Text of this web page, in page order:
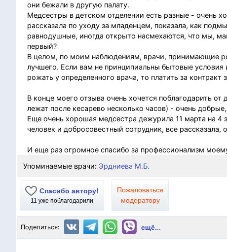
они бежали в другую палату.
Медсестры в детском отделении есть разные - очень
рассказала по уходу за младенцем, показала, как
равнодушные, иногда открыто насмехаются, что мы,
первый?
В целом, по моим наблюдениям, врачи, принимающие
лучшего. Если вам не принципиальны бытовые
рожать у определенного врача, то платить за
В конце моего отзыва очень хочется поблагодарить
лежат после кесарево несколько часов) - очень
Еще очень хорошая медсестра дежурила 11 марта на
человек и добросовестный сотрудник, все
И еще раз огромное спасибо за профессионализм
Упоминаемые врачи: Эрдниева М.Б.
Спасибо автору!
11 уже поблагодарили
Пожаловаться
модератору
Поделиться: ещё...